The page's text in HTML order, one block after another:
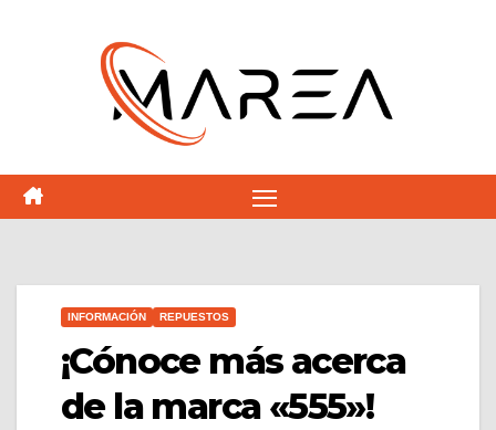
INFORMACIÓN REPUESTOS
¡Cónoce más acerca
de la marca «555»!